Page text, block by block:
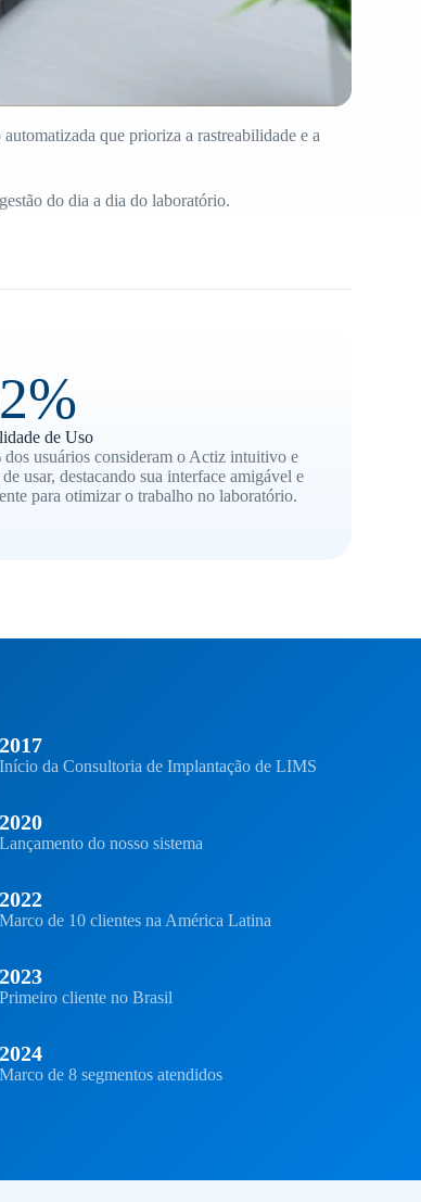
que prioriza a rastreabilidade e a
do dia a dia do laboratório.
de Uso
dos usuários consideram o Actiz intuitivo e
usar, destacando sua interface amigável e
para otimizar o trabalho no laboratório.
2017
Início da Consultoria de Implantação de LIMS
2020
Lançamento do nosso sistema
2022
Marco de 10 clientes na América Latina
2023
Primeiro cliente no Brasil
2024
Marco de 8 segmentos atendidos